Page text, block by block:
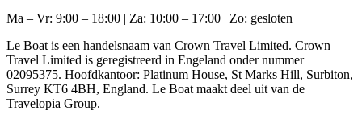
Ma – Vr: 9:00 – 18:00 | Za: 10:00 – 17:00 | Zo: gesloten
Le Boat is een handelsnaam van Crown Travel Limited. Crown
Travel Limited is geregistreerd in Engeland onder nummer
02095375. Hoofdkantoor: Platinum House, St Marks Hill, Surbiton,
Surrey KT6 4BH, England. Le Boat maakt deel uit van de
Travelopia Group.